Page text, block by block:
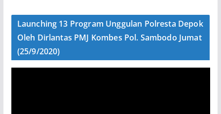
Launching 13 Program Unggulan Polresta Depok
Oleh Dirlantas PMJ Kombes Pol. Sambodo Jumat
(25/9/2020)